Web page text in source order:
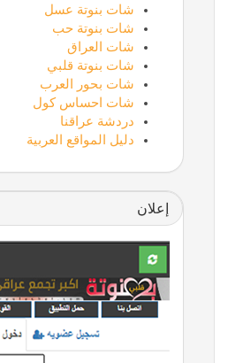
شات بنوتة عسل
شات بنوتة حب
شات العراق
شات بنوتة قلبي
شات بحور العرب
شات احساس كول
دردشة عراقنا
دليل المواقع العربية
إعلان